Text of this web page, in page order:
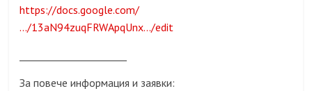
https://docs.google.com/
…/13aN94zuqFRWApqUnx…/edit
За повече информация и заявки: